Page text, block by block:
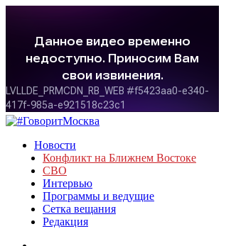
Новости
Конфликт на Ближнем Востоке
СВО
Интервью
Программы и ведущие
Сетка вещания
Редакция